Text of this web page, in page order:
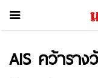
AIS คว้าราง